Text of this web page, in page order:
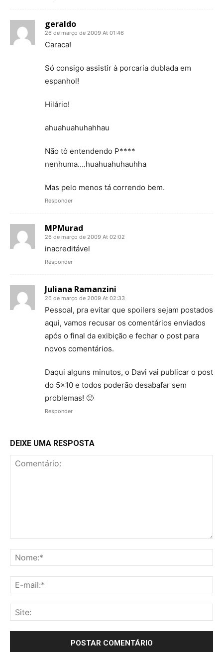
geraldo
26 de março de 2009 At 01:46
Caraca!
Só consigo assistir à porcaria dublada em
espanhol!
Hilário!
ahuahuahuhahhau
Não tô entendendo P****
nenhuma….huahuahuhauhha
Mas pelo menos tá correndo bem.
Responder
MPMurad
26 de março de 2009 At 02:02
inacreditável
Responder
Juliana Ramanzini
26 de março de 2009 At 02:33
Pessoal, pra evitar que spoilers sejam postados
aqui, vamos recusar os comentários enviados
após o final da exibição e fechar o post para
novos comentários.
Daqui alguns minutos, o Davi vai publicar o post
do 5×10 e todos poderão desabafar sem
problemas! 🙂
Responder
DEIXE UMA RESPOSTA